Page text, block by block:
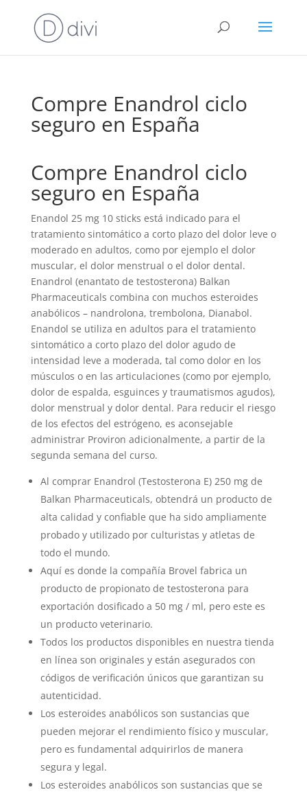
Compre Enandrol ciclo
seguro en España
Compre Enandrol ciclo
seguro en España
Enandol 25 mg 10 sticks está indicado para el
tratamiento sintomático a corto plazo del dolor leve o
moderado en adultos, como por ejemplo el dolor
muscular, el dolor menstrual o el dolor dental.
Enandrol (enantato de testosterona) Balkan
Pharmaceuticals combina con muchos esteroides
anabólicos – nandrolona, trembolona, Dianabol.
Enandol se utiliza en adultos para el tratamiento
sintomático a corto plazo del dolor agudo de
intensidad leve a moderada, tal como dolor en los
músculos o en las articulaciones (como por ejemplo,
dolor de espalda, esguinces y traumatismos agudos),
dolor menstrual y dolor dental. Para reducir el riesgo
de los efectos del estrógeno, es aconsejable
administrar Proviron adicionalmente, a partir de la
segunda semana del curso.
Al comprar Enandrol (Testosterona E) 250 mg de
Balkan Pharmaceuticals, obtendrá un producto de
alta calidad y confiable que ha sido ampliamente
probado y utilizado por culturistas y atletas de
todo el mundo.
Aquí es donde la compañía Brovel fabrica un
producto de propionato de testosterona para
exportación dosificado a 50 mg / ml, pero este es
un producto veterinario.
Todos los productos disponibles en nuestra tienda
en línea son originales y están asegurados con
códigos de verificación únicos que garantizan su
autenticidad.
Los esteroides anabólicos son sustancias que
pueden mejorar el rendimiento físico y muscular,
pero es fundamental adquirirlos de manera
segura y legal.
Los esteroides anabólicos son sustancias que se